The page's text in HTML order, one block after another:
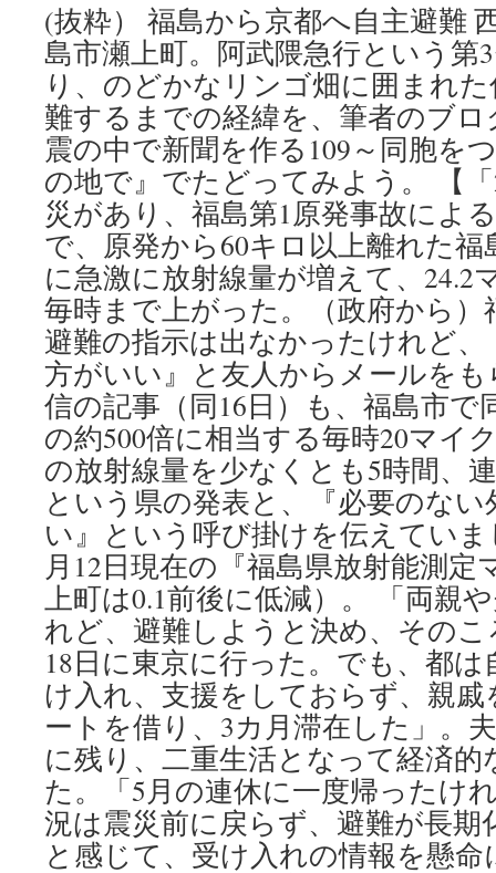
(抜粋） 福島から京都へ自主避難
島市瀬上町。阿武隈急行という第
り、のどかなリンゴ畑に囲まれ
難するまでの経緯を、筆者のブロ
震の中で新聞を作る109～同胞を
の地で』でたどってみよう。 【
災があり、福島第1原発事故によ
で、原発から60キロ以上離れた福
に急激に放射線量が増えて、24.2
毎時まで上がった。（政府から）
避難の指示は出なかったけれど
方がいい』と友人からメールを
信の記事（同16日）も、福島市で
の約500倍に相当する毎時20マイ
の放射線量を少なくとも5時間、
という県の発表と、『必要のな
い』という呼び掛けを伝えていま
月12日現在の『福島県放射能測定
上町は0.1前後に低減）。 「両親
れど、避難しようと決め、その
18日に東京に行った。でも、都
け入れ、支援をしておらず、親
ートを借り、3カ月滞在した」。
に残り、二重生活となって経済
た。「5月の連休に一度帰ったけ
況は震災前に戻らず、避難が長
と感じて、受け入れの情報を懸